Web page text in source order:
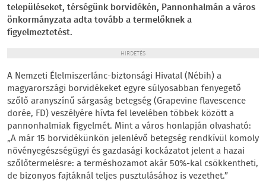
településeket, térségünk borvidékén, Pannonhalmán a város
önkormányzata adta tovább a termelőknek a
figyelmeztetést.
HIRDETÉS
A Nemzeti Élelmiszerlánc-biztonsági Hivatal (Nébih) a
magyarországi borvidékeket egyre súlyosabban fenyegető
szőlő aranyszínű sárgaság betegség (Grapevine flavescence
dorée, FD) veszélyére hívta fel levelében többek között a
pannonhalmiak figyelmét. Mint a város honlapján olvasható:
„A már 15 borvidékünkön jelenlévő betegség rendkívül komoly
növényegészségügyi és gazdasági kockázatot jelent a hazai
szőlőtermelésre: a terméshozamot akár 50%-kal csökkentheti,
de bizonyos fajtáknál teljes pusztulásához is vezethet.”